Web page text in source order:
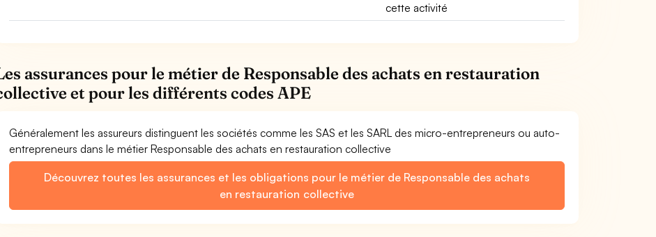
cette activité
assurances pour le métier de Responsable des achats en restauration
et pour les différents codes APE
Généralement les assureurs distinguent les sociétés comme les SAS et les SARL des micro-entrepreneurs ou auto-
entrepreneurs dans le métier Responsable des achats en restauration collective
Découvrez toutes les assurances et les obligations pour le métier de Responsable des achats
en restauration collective